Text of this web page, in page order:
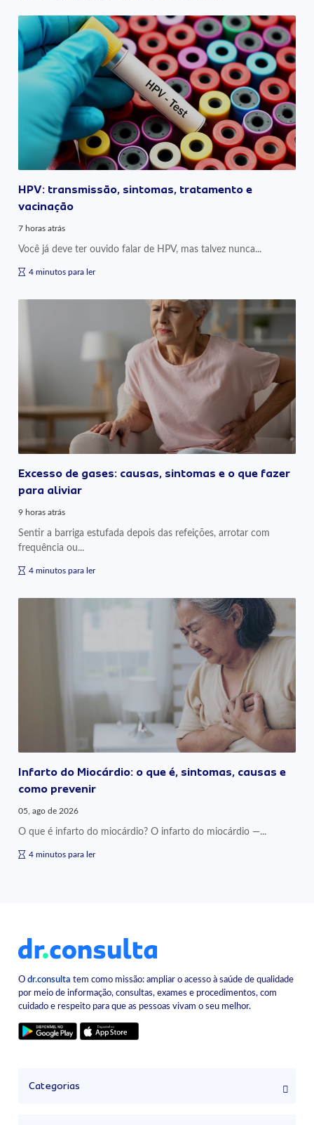
HPV: transmissão, sintomas, tratamento e
vacinação
7 horas atrás
Você já deve ter ouvido falar de HPV, mas talvez nunca...
4 minutos para ler
Excesso de gases: causas, sintomas e o que fazer
para aliviar
9 horas atrás
Sentir a barriga estufada depois das refeições, arrotar com
frequência ou...
4 minutos para ler
Infarto do Miocárdio: o que é, sintomas, causas e
como prevenir
05, ago de 2026
O que é infarto do miocárdio? O infarto do miocárdio —...
4 minutos para ler
Odr.consulta tem como missão: ampliar o acesso à saúde de qualidade
por meio de informação, consultas, exames e procedimentos, com
cuidado e respeito para que as pessoas vivam o seu melhor.
Categorias